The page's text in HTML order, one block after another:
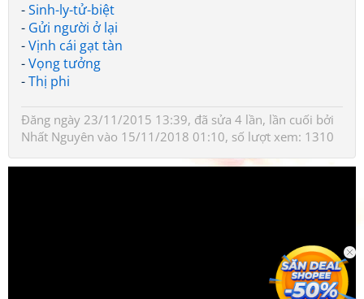
-Sinh-ly-tử-biệt
- Gửi người ở lại
-Vịnh cái gạt tàn
-Vọng tưởng
-Thị phi
Đăng ngày 23/11/2015 13:39, đã sửa 4 lần, lần cuối bởi
Nhất Nguyên vào 15/11/2018 01:10, số lượt xem: 1310